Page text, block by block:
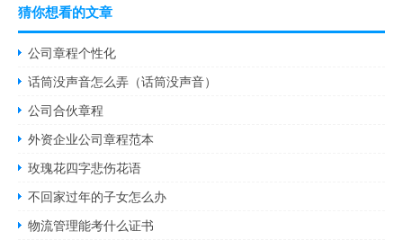
猜你想看的文章
公司章程个性化
话筒没声音怎么弄（话筒没声音）
公司合伙章程
外资企业公司章程范本
玫瑰花四字悲伤花语
不回家过年的子女怎么办
物流管理能考什么证书